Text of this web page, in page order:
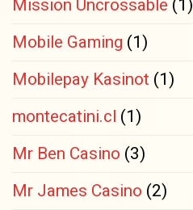
Mission Uncrossable (1)
Mobile Gaming (1)
Mobilepay Kasinot (1)
montecatini.cl (1)
Mr Ben Casino (3)
Mr James Casino (2)